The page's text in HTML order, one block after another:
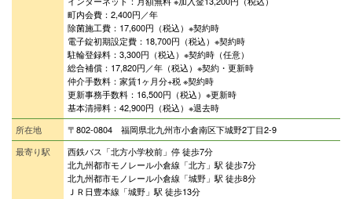
町内会費：2,400円／年
除菌施工費：17,600円（税込）※契約時
電子錠初期設定費：18,700円（税込）※契約時
駐輪登録料：3,300円（税込）※契約時（任意）
総合補償：17,820円／年（税込）※契約・更新時
仲介手数料：家賃1ヶ月分+税 ※契約時
更新事務手数料：16,500円（税込）※更新時
基本清掃料：42,900円（税込）※退去時
所在地
〒802-0804 福岡県北九州市小倉南区下城野2丁目2-9
最寄り駅
西鉄バス「北方小学校前」停 徒歩7分
北九州都市モノレール小倉線「北方」駅 徒歩7分
北九州都市モノレール小倉線「城野」駅 徒歩8分
ＪＲ日豊本線「城野」駅 徒歩13分